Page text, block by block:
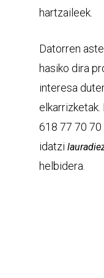
hartzaileek.
Datorren
hasiko dira
interesa
618 77 70
idatzi
helbidera.